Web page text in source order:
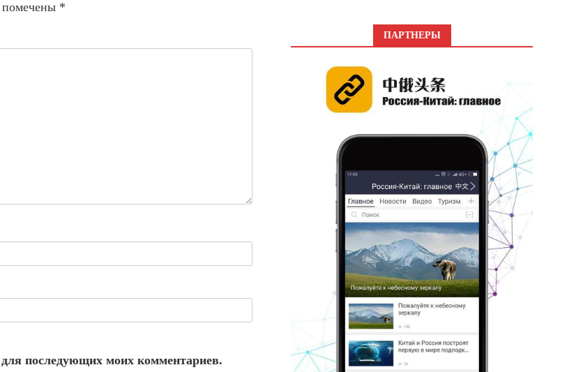
помечены *
последующих моих комментариев.
ПАРТНЕРЫ